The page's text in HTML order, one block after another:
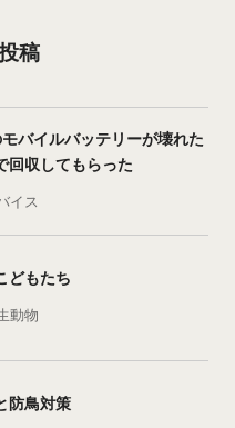
稿
バイルバッテリーが壊れた
回収してもらった
イス
どもたち
動物
防鳥対策